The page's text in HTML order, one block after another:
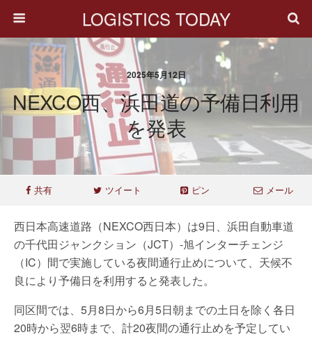
LOGISTICS TODAY
2025年5月12日
NEXCO西、浜田道の予備日利用
を発表
共有 ツイート ピン メール
西日本高速道路（NEXCO西日本）は9日、浜田自動車道
の千代田ジャンクション（JCT）-旭インターチェンジ
（IC）間で実施している夜間通行止めについて、天候不
良により予備日を利用すると発表した。
同区間では、5月8日から6月5日朝までの土日を除く各日
20時から翌6時まで、計20夜間の通行止めを予定してい